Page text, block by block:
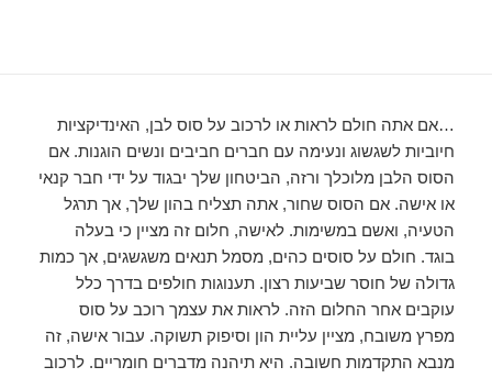
…אם אתה חולם לראות או לרכוב על סוס לבן, האינדיקציות
חיוביות לשגשוג ונעימה עם חברים חביבים ונשים הוגנות. אם
הסוס הלבן מלוכלך ורזה, הביטחון שלך יבגוד על ידי חבר קנאי
או אישה. אם הסוס שחור, אתה תצליח בהון שלך, אך תרגל
הטעיה, ואשם במשימות. לאישה, חלום זה מציין כי בעלה
בוגד. חולם על סוסים כהים, מסמל תנאים משגשגים, אך כמות
גדולה של חוסר שביעות רצון. תענוגות חולפים בדרך כלל
עוקבים אחר החלום הזה. לראות את עצמך רוכב על סוס
מפרץ משובח, מציין עליית הון וסיפוק תשוקה. עבור אישה, זה
מנבא התקדמות חשובה. היא תיהנה מדברים חומריים. לרכוב